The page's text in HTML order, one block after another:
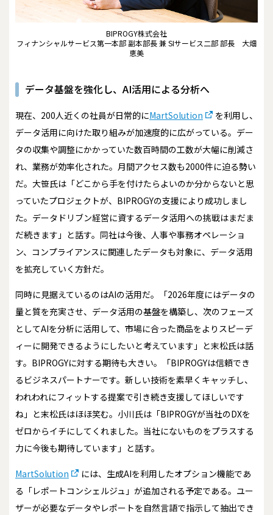
BIPROGY株式会社
フィナンシャルサービス第一本部 副本部長 兼 SIサービス二部 部長 大畑
恵美
データ基盤を強化し、AI活用による分析へ
現在、200人近くの社員が日常的にMartSolution
を利用し、
データ活用に向けた取り組みが加速度的に広がっている。デー
タの収集や調整にかかっていた数百時間の工数が大幅に削減さ
れ、業務が効率化された。月間アクセス数も2000件に迫る勢い
だ。大笹氏は「どこから手を付けたらよいのか分からないと思
っていたプロジェクトが、BIPROGYの支援により成功しまし
た。データドリブン経営に資するデータ活用への挑戦はまだま
だ続きます」と話す。同社は今後、人事や事務オペレーショ
ン、コンプライアンスに関連したデータも対象に、データ活用
を拡充していく方針だ。
同時に見据えているのはAIの活用だ。「2026年度にはデータの
量と質を充実させ、データ活用の基盤を構築し、次のフェーズ
としてAIを分析に活用して、市場に合った商品をよりスピーデ
ィーに開発できるようにしたいと考えています」と末松氏は話
す。BIPROGYに対する期待も大きい。「BIPROGYは信頼でき
るビジネスパートナーです。新しい技術を素早くキャッチし、
われわれにフィットする提案で引き続き支援してほしいです
ね」と末松氏はほほ笑む。小川氏は「BIPROGYが当社のDXを
ゼロからイチにしてくれました。当社にないものをプラスする
力に今後も期待しています」と話す。
MartSolution
には、生成AIを利用したオプション機能であ
る「レポートコンシェルジュ」が追加される予定である。ユー
ザーが必要なデータやレポートを自然言語で指示して抽出でき